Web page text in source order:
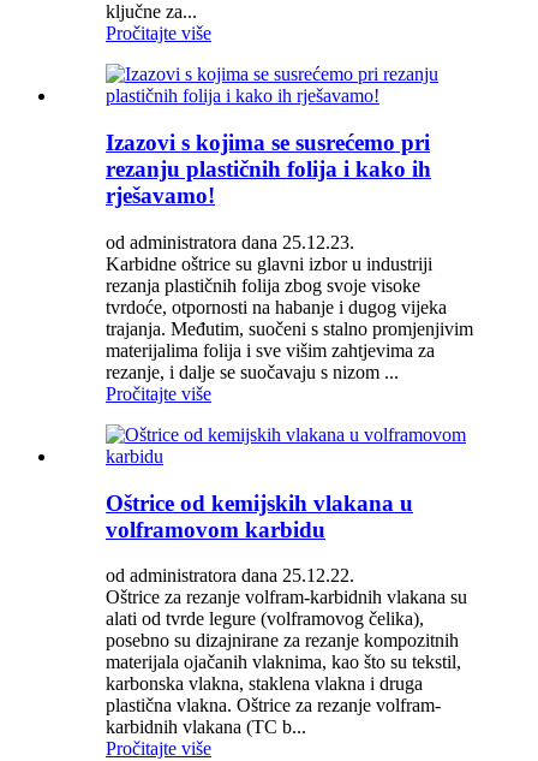
ključne za...
Pročitajte više
Izazovi s kojima se susrećemo pri
rezanju plastičnih folija i kako ih
rješavamo!
od administratora dana 25.12.23.
Karbidne oštrice su glavni izbor u industriji
rezanja plastičnih folija zbog svoje visoke
tvrdoće, otpornosti na habanje i dugog vijeka
trajanja. Međutim, suočeni s stalno promjenjivim
materijalima folija i sve višim zahtjevima za
rezanje, i dalje se suočavaju s nizom ...
Pročitajte više
Oštrice od kemijskih vlakana u
volframovom karbidu
od administratora dana 25.12.22.
Oštrice za rezanje volfram-karbidnih vlakana su
alati od tvrde legure (volframovog čelika),
posebno su dizajnirane za rezanje kompozitnih
materijala ojačanih vlaknima, kao što su tekstil,
karbonska vlakna, staklena vlakna i druga
plastična vlakna. Oštrice za rezanje volfram-
karbidnih vlakana (TC b...
Pročitajte više